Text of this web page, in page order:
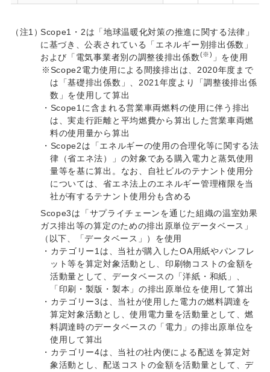
（注1）Scope1・2は「地球温暖化対策の推進に関する法律」
に基づき、公表されている「エネルギー別排出係数」
および「電気事業者別の調整後排出係数(※) 」を使用
※Scope2電力使用による間接排出は、2020年度まで
は「基礎排出係数」、2021年度より「調整後排出係
数」を使用して算出
・Scope1に含まれる営業車両燃料の使用に伴う排出
は、実走行距離と平均燃費から算出した営業車両燃
料の使用量から算出
・Scope2は「エネルギーの使用の合理化等に関する法
律（省エネ法）」の対象である購入電力と蒸気使用
量等を基に算出。なお、自社ビルのテナント使用分
については、省エネ法上のエネルギー管理権限を当
社が有するテナント使用分も含める
Scope3は「サプライチェーンを通じた組織の温室効果
ガス排出等の算定のための排出原単位データベース」
（以下、「データベース」）を使用
・カテゴリー1は、当社が購入したOA用紙やパンフレ
ット等を算定対象活動とし、印刷物コストの金額を
活動量として、データベースの「洋紙・和紙」、
「印刷・製版・製本」の排出原単位を使用して算出
・カテゴリー3は、当社が使用した電力の燃料調達を
算定対象活動とし、使用電力量を活動量として、燃
料調達時のデータベースの「電力」の排出原単位を
使用して算出
・カテゴリー4は、当社の社内便による配送を算定対
象活動とし、配送コストの金額を活動量として、デ